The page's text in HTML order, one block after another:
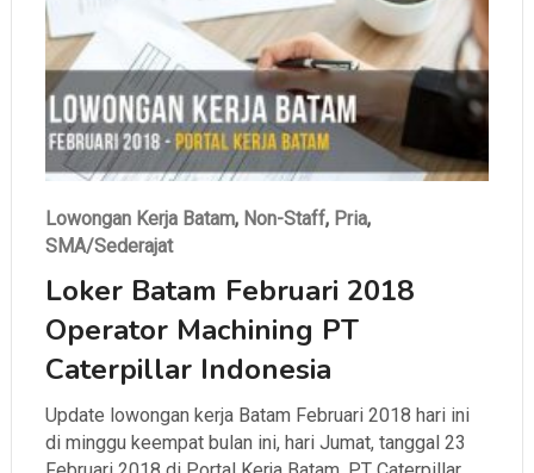
Lowongan Kerja Batam, Non-Staff, Pria,
SMA/Sederajat
Loker Batam Februari 2018
Operator Machining PT
Caterpillar Indonesia
Update lowongan kerja Batam Februari 2018 hari ini
di minggu keempat bulan ini, hari Jumat, tanggal 23